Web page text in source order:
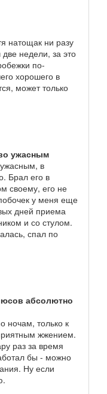
натощак ни разу
недели, за это
по-
хорошего в
может только
ужасным
в
Брал его в
своему, его не
у меня еще
дней приема
и со стулом.
спал по
абсолютно
ночам, только к
жжением.
раз за время
бы - можно
Ну если